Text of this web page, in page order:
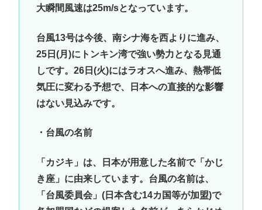
大瞬間風速は25m/sとなっています。
台風13号は今後、南シナ海を西よりに進み、
25日(月)にトンキン湾で強い勢力となる見通
しです。26日(火)にはラオスへ進み、熱帯低
気圧に変わる予想で、日本への直接的な影響
はない見込みです。
・台風の名前
「カジキ」は、日本が用意した名前で「かじ
き座」に由来しています。台風の名前は、
「台風委員会」(日本含む14カ国等が加盟)で